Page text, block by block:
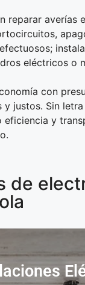
reparar averías
eléctricos o
con
y justos. Sin
eficiencia y
de